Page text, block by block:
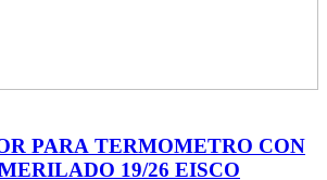
PARA TERMOMETRO CON
19/26 EISCO